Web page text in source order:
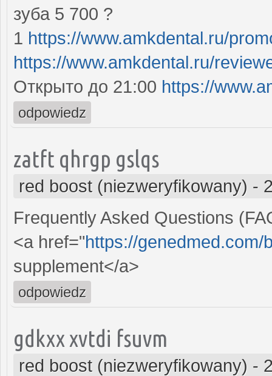
зуба 5 700 ?
1 https://www.amkdental.ru/
https://www.amkdental.ru/
Открыто до 21:00 https://
odpowiedz
zatft qhrgp gslqs
red boost (niezweryfikowany) -
Frequently Asked Questions
<a href="https://genedmed.com/
supplement</a>
odpowiedz
gdkxx xvtdi fsuvm
red boost (niezweryfikowany) -